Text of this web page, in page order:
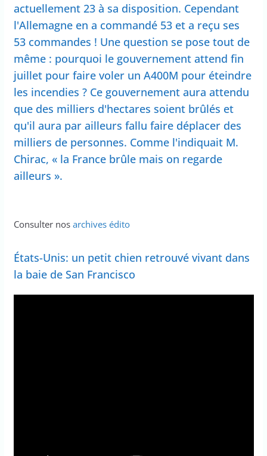
actuellement 23 à sa disposition. Cependant
l'Allemagne en a commandé 53 et a reçu ses
53 commandes ! Une question se pose tout de
même : pourquoi le gouvernement attend fin
juillet pour faire voler un A400M pour éteindre
les incendies ? Ce gouvernement aura attendu
que des milliers d'hectares soient brûlés et
qu'il aura par ailleurs fallu faire déplacer des
milliers de personnes. Comme l'indiquait M.
Chirac, « la France brûle mais on regarde
ailleurs ».
Consulter nos archives édito
États-Unis: un petit chien retrouvé vivant dans
la baie de San Francisco